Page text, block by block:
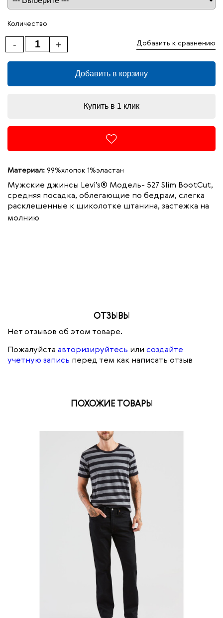
Количество
+
- Добавить к сравнению
Добавить в корзину
Купить в 1 клик
Материал: 99%хлопок 1%эластан
Мужские джинсы Levi’s® Модель- 527 Slim BootCut,
средняя посадка, облегающие по бедрам, слегка
расклешенные к щиколотке штанина, застежка на
молнию
ОТЗЫВЫ
Нет отзывов об этом товаре.
Пожалуйста авторизируйтесь или создайте
учетную запись перед тем как написать отзыв
ПОХОЖИЕ ТОВАРЫ